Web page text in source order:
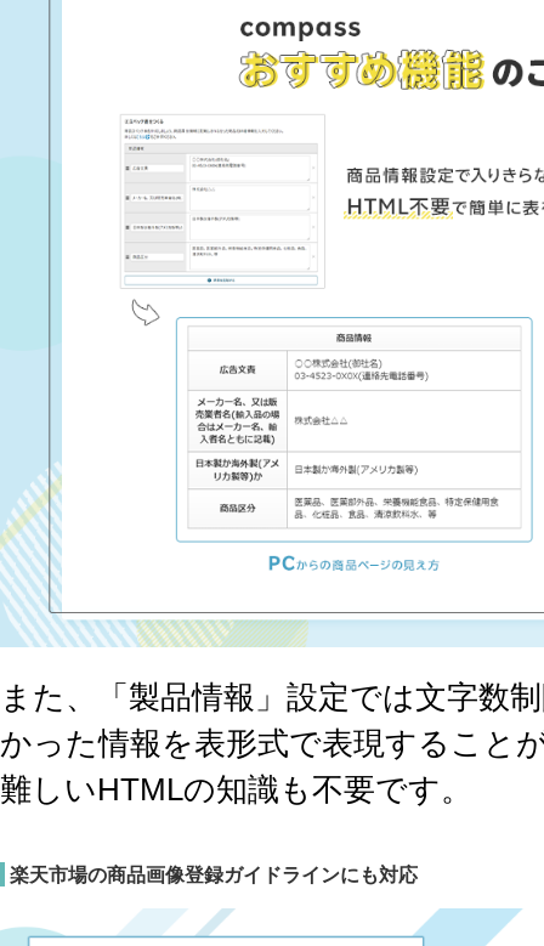
また、「製品情報」設定では文字数
かった情報を表形式で表現すること
難しいHTMLの知識も不要です。
楽天市場の商品画像登録ガイドラインにも対応